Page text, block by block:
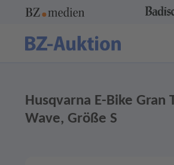
Husqvarna E-Bike Gran
Wave, Größe S